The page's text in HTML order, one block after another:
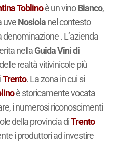
Toblinoè un vinoBianco,
uveNosiolanel contesto
. L’azienda
nellaGuida Vini di
realtà vitivinicole più
Trento. La zona in cui si
è storicamente vocata
i numerosi riconoscimenti
della provincia diTrento
i produttori ad investire